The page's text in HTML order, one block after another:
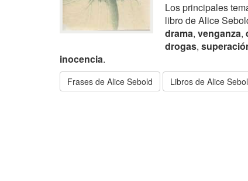
Los principales
libro de Alice
drama, venganza,
drogas,
inocencia.
Frases de Alice Sebold Libros de Alice